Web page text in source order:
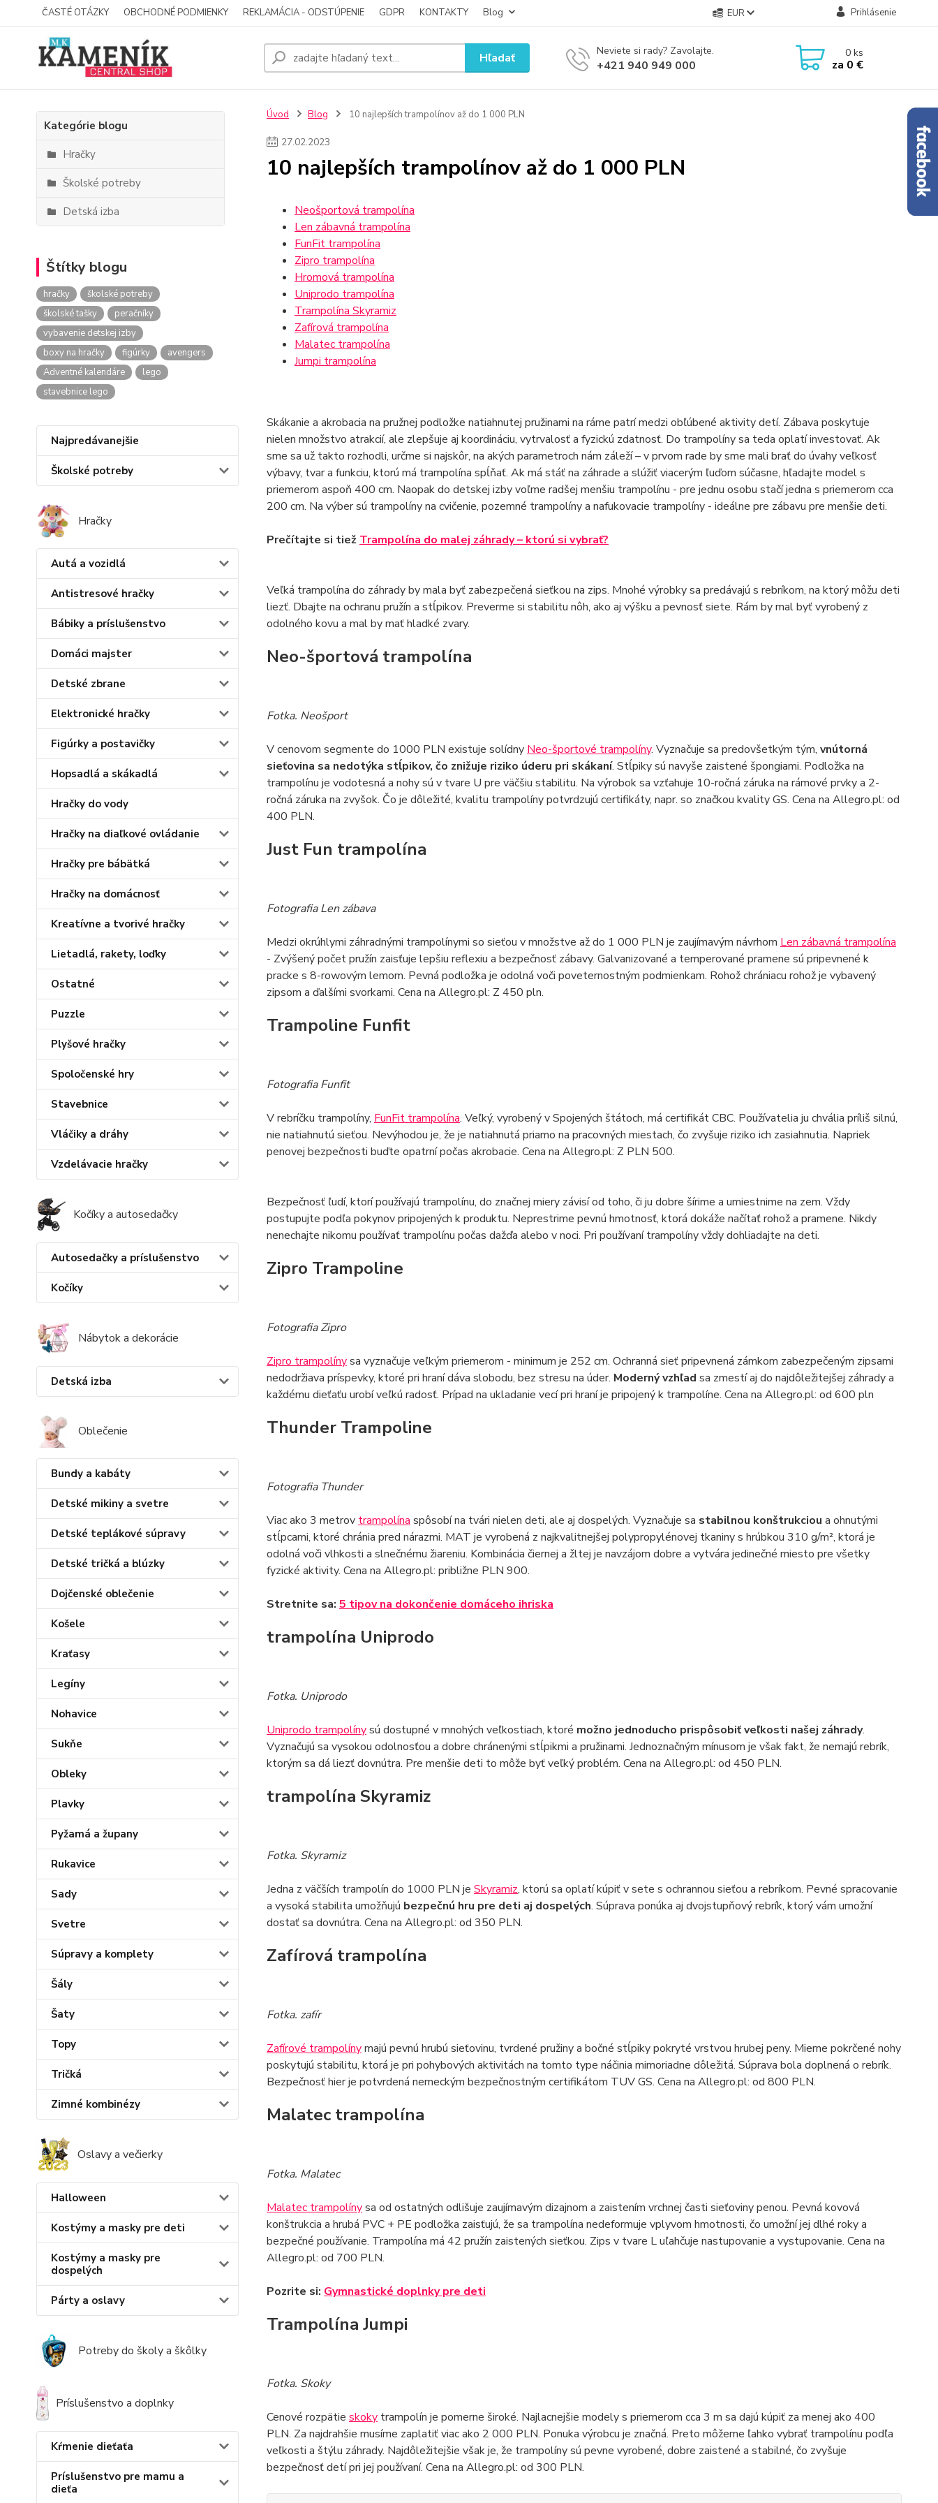
ČASTÉ OTÁZKY OBCHODNÉ PODMIENKY REKLAMÁCIA - ODSTÚPENIE GDPR KONTAKTY Blog EUR Prihlásenie
Hľadať Neviete si rady? Zavolajte.
+421 940 949 000
0ks
za 0 €
Kategórie blogu
Hračky
Školské potreby
Detská izba
Štítky blogu
hračky
školské potreby
školské tašky
peračníky
vybavenie detskej izby
boxy na hračky
figúrky
avengers
Adventné kalendáre
lego
stavebnice lego
Najpredávanejšie
Školské potreby
Hračky
Autá a vozidlá
Antistresové hračky
Bábiky a príslušenstvo
Domáci majster
Detské zbrane
Elektronické hračky
Figúrky a postavičky
Hopsadlá a skákadlá
Hračky do vody
Hračky na diaľkové ovládanie
Hračky pre bábätká
Hračky na domácnosť
Kreatívne a tvorivé hračky
Lietadlá, rakety, loďky
Ostatné
Puzzle
Plyšové hračky
Spoločenské hry
Stavebnice
Vláčiky a dráhy
Vzdelávacie hračky
Kočíky a autosedačky
Autosedačky a príslušenstvo
Kočíky
Nábytok a dekorácie
Detská izba
Oblečenie
Bundy a kabáty
Detské mikiny a svetre
Detské teplákové súpravy
Detské tričká a blúzky
Dojčenské oblečenie
Košele
Kraťasy
Legíny
Nohavice
Sukňe
Obleky
Plavky
Pyžamá a župany
Rukavice
Sady
Svetre
Súpravy a komplety
Šály
Šaty
Topy
Tričká
Zimné kombinézy
Oslavy a večierky
Halloween
Kostýmy a masky pre deti
Kostýmy a masky pre
dospelých
Párty a oslavy
Potreby do školy a škôlky
Príslušenstvo a doplnky
Kŕmenie dieťaťa
Príslušenstvo pre mamu a
dieťa
Úvod Blog 10 najlepších trampolínov až do 1 000 PLN
27.02.2023
10 najlepších trampolínov až do 1 000 PLN
Neošportová trampolína
Len zábavná trampolína
FunFit trampolína
Zipro trampolína
Hromová trampolína
Uniprodo trampolína
Trampolína Skyramiz
Zafírová trampolína
Malatec trampolína
Jumpi trampolína
Skákanie a akrobacia na pružnej podložke natiahnutej pružinami na ráme patrí medzi obľúbené aktivity detí. Zábava poskytuje
nielen množstvo atrakcií, ale zlepšuje aj koordináciu, vytrvalosť a fyzickú zdatnosť. Do trampolíny sa teda oplatí investovať. Ak
sme sa už takto rozhodli, určme si najskôr, na akých parametroch nám záleží – v prvom rade by sme mali brať do úvahy veľkosť
výbavy, tvar a funkciu, ktorú má trampolína spĺňať. Ak má stáť na záhrade a slúžiť viacerým ľuďom súčasne, hľadajte model s
priemerom aspoň 400 cm. Naopak do detskej izby voľme radšej menšiu trampolínu - pre jednu osobu stačí jedna s priemerom cca
200 cm. Na výber sú trampolíny na cvičenie, pozemné trampolíny a nafukovacie trampolíny - ideálne pre zábavu pre menšie deti.
Prečítajte si tiež Trampolína do malej záhrady – ktorú si vybrať?
Veľká trampolína do záhrady by mala byť zabezpečená sieťkou na zips. Mnohé výrobky sa predávajú s rebríkom, na ktorý môžu deti
liezť. Dbajte na ochranu pružín a stĺpikov. Preverme si stabilitu nôh, ako aj výšku a pevnosť siete. Rám by mal byť vyrobený z
odolného kovu a mal by mať hladké zvary.
Neo-športová trampolína
Fotka. Neošport
V cenovom segmente do 1000 PLN existuje solídny Neo-športové trampolíny. Vyznačuje sa predovšetkým tým, vnútorná
sieťovina sa nedotýka stĺpikov, čo znižuje riziko úderu pri skákaní. Stĺpiky sú navyše zaistené špongiami. Podložka na
trampolínu je vodotesná a nohy sú v tvare U pre väčšiu stabilitu. Na výrobok sa vzťahuje 10-ročná záruka na rámové prvky a 2-
ročná záruka na zvyšok. Čo je dôležité, kvalitu trampolíny potvrdzujú certifikáty, napr. so značkou kvality GS. Cena na Allegro.pl: od
400 PLN.
Just Fun trampolína
Fotografia Len zábava
Medzi okrúhlymi záhradnými trampolínymi so sieťou v množstve až do 1 000 PLN je zaujímavým návrhom Len zábavná trampolína
- Zvýšený počet pružín zaisťuje lepšiu reflexiu a bezpečnosť zábavy. Galvanizované a temperované pramene sú pripevnené k
pracke s 8-rowovým lemom. Pevná podložka je odolná voči poveternostným podmienkam. Rohož chrániacu rohož je vybavený
zipsom a ďalšími svorkami. Cena na Allegro.pl: Z 450 pln.
Trampoline Funfit
Fotografia Funfit
V rebríčku trampolíny, FunFit trampolína. Veľký, vyrobený v Spojených štátoch, má certifikát CBC. Používatelia ju chvália príliš silnú,
nie natiahnutú sieťou. Nevýhodou je, že je natiahnutá priamo na pracovných miestach, čo zvyšuje riziko ich zasiahnutia. Napriek
penovej bezpečnosti buďte opatrní počas akrobacie. Cena na Allegro.pl: Z PLN 500.
Bezpečnosť ľudí, ktorí používajú trampolínu, do značnej miery závisí od toho, či ju dobre šírime a umiestnime na zem. Vždy
postupujte podľa pokynov pripojených k produktu. Neprestrime pevnú hmotnosť, ktorá dokáže načítať rohož a pramene. Nikdy
nenechajte nikomu používať trampolínu počas dažďa alebo v noci. Pri používaní trampolíny vždy dohliadajte na deti.
Zipro Trampoline
Fotografia Zipro
Zipro trampolínysa vyznačuje veľkým priemerom - minimum je 252 cm. Ochranná sieť pripevnená zámkom zabezpečeným zipsami
nedodržiava príspevky, ktoré pri hraní dáva slobodu, bez stresu na úder. Moderný vzhľad sa zmestí aj do najdôležitejšej záhrady a
každému dieťaťu urobí veľkú radosť. Prípad na ukladanie vecí pri hraní je pripojený k trampolíne. Cena na Allegro.pl: od 600 pln
Thunder Trampoline
Fotografia Thunder
Viac ako 3 metrov trampolína spôsobí na tvári nielen deti, ale aj dospelých. Vyznačuje sa stabilnou konštrukciou a ohnutými
stĺpcami, ktoré chránia pred nárazmi. MAT je vyrobená z najkvalitnejšej polypropylénovej tkaniny s hrúbkou 310 g/m², ktorá je
odolná voči vlhkosti a slnečnému žiareniu. Kombinácia čiernej a žltej je navzájom dobre a vytvára jedinečné miesto pre všetky
fyzické aktivity. Cena na Allegro.pl: približne PLN 900.
Stretnite sa: 5 tipov na dokončenie domáceho ihriska
trampolína Uniprodo
Fotka. Uniprodo
Uniprodo trampolínysú dostupné v mnohých veľkostiach, ktoré možno jednoducho prispôsobiť veľkosti našej záhrady.
Vyznačujú sa vysokou odolnosťou a dobre chránenými stĺpikmi a pružinami. Jednoznačným mínusom je však fakt, že nemajú rebrík,
ktorým sa dá liezť dovnútra. Pre menšie deti to môže byť veľký problém. Cena na Allegro.pl: od 450 PLN.
trampolína Skyramiz
Fotka. Skyramiz
Jedna z väčších trampolín do 1000 PLN je Skyramiz, ktorú sa oplatí kúpiť v sete s ochrannou sieťou a rebríkom. Pevné spracovanie
a vysoká stabilita umožňujú bezpečnú hru pre deti aj dospelých. Súprava ponúka aj dvojstupňový rebrík, ktorý vám umožní
dostať sa dovnútra. Cena na Allegro.pl: od 350 PLN.
Zafírová trampolína
Fotka. zafír
Zafírové trampolínymajú pevnú hrubú sieťovinu, tvrdené pružiny a bočné stĺpiky pokryté vrstvou hrubej peny. Mierne pokrčené nohy
poskytujú stabilitu, ktorá je pri pohybových aktivitách na tomto type náčinia mimoriadne dôležitá. Súprava bola doplnená o rebrík.
Bezpečnosť hier je potvrdená nemeckým bezpečnostným certifikátom TUV GS. Cena na Allegro.pl: od 800 PLN.
Malatec trampolína
Fotka. Malatec
Malatec trampolínysa od ostatných odlišuje zaujímavým dizajnom a zaistením vrchnej časti sieťoviny penou. Pevná kovová
konštrukcia a hrubá PVC + PE podložka zaisťujú, že sa trampolína nedeformuje vplyvom hmotnosti, čo umožní jej dlhé roky a
bezpečné používanie. Trampolína má 42 pružín zaistených sieťkou. Zips v tvare L uľahčuje nastupovanie a vystupovanie. Cena na
Allegro.pl: od 700 PLN.
Pozrite si: Gymnastické doplnky pre deti
Trampolína Jumpi
Fotka. Skoky
Cenové rozpätie skokytrampolín je pomerne široké. Najlacnejšie modely s priemerom cca 3 m sa dajú kúpiť za menej ako 400
PLN. Za najdrahšie musíme zaplatiť viac ako 2 000 PLN. Ponuka výrobcu je značná. Preto môžeme ľahko vybrať trampolínu podľa
veľkosti a štýlu záhrady. Najdôležitejšie však je, že trampolíny sú pevne vyrobené, dobre zaistené a stabilné, čo zvyšuje
bezpečnosť detí pri jej používaní. Cena na Allegro.pl: od 300 PLN.